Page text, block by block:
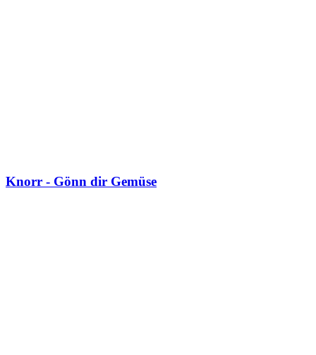
Knorr - Gönn dir Gemüse